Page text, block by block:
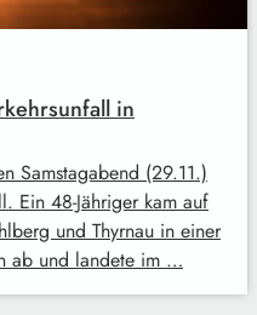
in
Samstagabend (29.11.)
Ein 48-Jähriger kam auf
und Thyrnau in einer
ab und landete im …